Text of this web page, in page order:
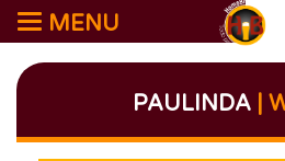
MENU
PAULINDA |